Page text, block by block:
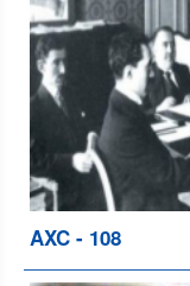
AXC - 108